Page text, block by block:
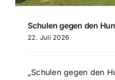
Schulen gegen den
22. Juli 2026
„Schulen gegen den